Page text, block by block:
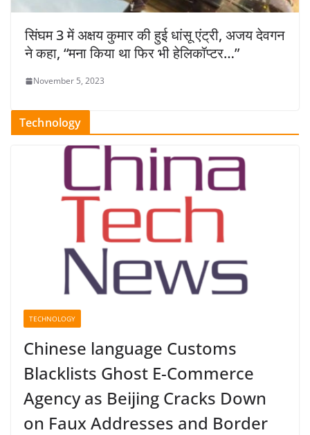
सिंघम 3 में अक्षय कुमार की हुई धांसू एंट्री, अजय देवगन
ने कहा, “मना किया था फिर भी हेलिकॉप्टर…”
November 5, 2023
Technology
TECHNOLOGY
Chinese language Customs
Blacklists Ghost E-Commerce
Agency as Beijing Cracks Down
on Faux Addresses and Border